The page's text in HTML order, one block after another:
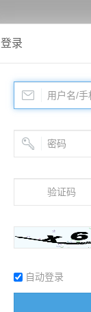
登录
自动登录